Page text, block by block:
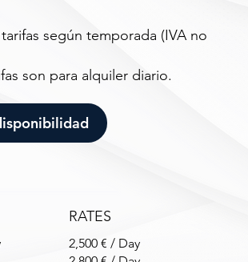
según temporada (IVA no
son para alquiler diario.
RATES
2,500 € / Day